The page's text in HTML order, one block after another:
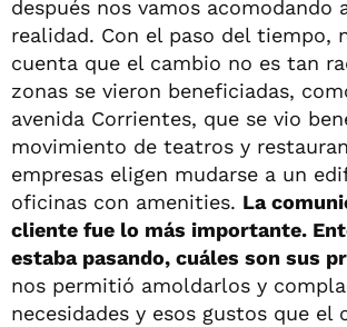
después nos vamos acomodando
realidad. Con el paso del tiempo,
cuenta que el cambio no es tan
zonas se vieron beneficiadas,
avenida Corrientes, que se vio
movimiento de teatros y
empresas eligen mudarse a un
oficinas con amenities. La
cliente fue lo más importante.
estaba pasando, cuáles son sus
nos permitió amoldarlos y
necesidades y esos gustos que el